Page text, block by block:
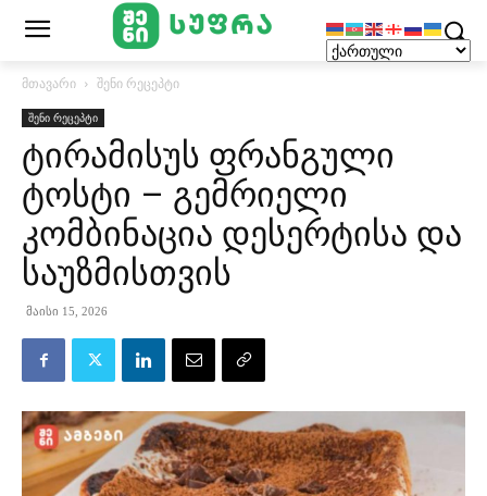
მთავარი შენი რეცეპტი
შენი რეცეპტი
ტირამისუს ფრანგული
ტოსტი – გემრიელი
კომბინაცია დესერტისა და
საუზმისთვის
მაისი 15, 2026